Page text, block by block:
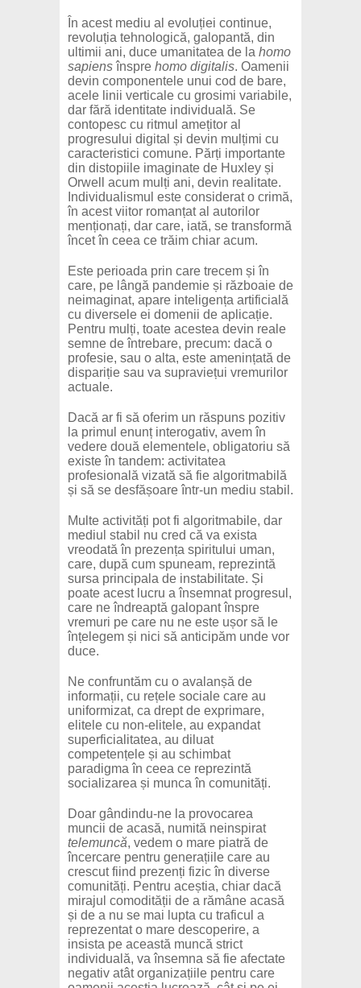
În acest mediu al evoluției continue,
revoluția tehnologică, galopantă, din
ultimii ani, duce umanitatea de la homo
sapiensînspre homo digitalis. Oamenii
devin componentele unui cod de bare,
acele linii verticale cu grosimi variabile,
dar fără identitate individuală. Se
contopesc cu ritmul amețitor al
progresului digital și devin mulțimi cu
caracteristici comune. Părți importante
din distopiile imaginate de Huxley și
Orwell acum mulți ani, devin realitate.
Individualismul este considerat o crimă,
în acest viitor romanțat al autorilor
menționați, dar care, iată, se transformă
încet în ceea ce trăim chiar acum.
Este perioada prin care trecem și în
care, pe lângă pandemie și războaie de
neimaginat, apare inteligența artificială
cu diversele ei domenii de aplicație.
Pentru mulți, toate acestea devin reale
semne de întrebare, precum: dacă o
profesie, sau o alta, este amenințată de
dispariție sau va supraviețui vremurilor
actuale.
Dacă ar fi să oferim un răspuns pozitiv
la primul enunț interogativ, avem în
vedere două elementele, obligatoriu să
existe în tandem: activitatea
profesională vizată să fie algoritmabilă
și să se desfășoare într-un mediu stabil.
Multe activități pot fi algoritmabile, dar
mediul stabil nu cred că va exista
vreodată în prezența spiritului uman,
care, după cum spuneam, reprezintă
sursa principala de instabilitate. Și
poate acest lucru a însemnat progresul,
care ne îndreaptă galopant înspre
vremuri pe care nu ne este ușor să le
înțelegem și nici să anticipăm unde vor
duce.
Ne confruntăm cu o avalanșă de
informații, cu rețele sociale care au
uniformizat, ca drept de exprimare,
elitele cu non-elitele, au expandat
superficialitatea, au diluat
competențele și au schimbat
paradigma în ceea ce reprezintă
socializarea și munca în comunități.
Doar gândindu-ne la provocarea
muncii de acasă, numită neinspirat
telemuncă, vedem o mare piatră de
încercare pentru generațiile care au
crescut fiind prezenți fizic în diverse
comunități. Pentru aceștia, chiar dacă
mirajul comodității de a rămâne acasă
și de a nu se mai lupta cu traficul a
reprezentat o mare descoperire, a
insista pe această muncă strict
individuală, va însemna să fie afectate
negativ atât organizațiile pentru care